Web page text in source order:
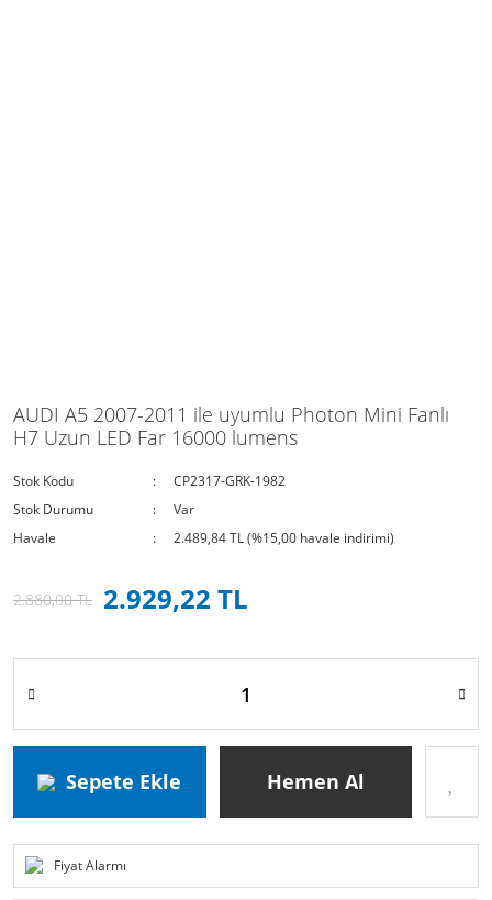
AUDI A5 2007-2011 ile uyumlu Photon Mini Fanlı
H7 Uzun LED Far 16000 lumens
Stok Kodu
CP2317-GRK-1982
Stok Durumu
Var
Havale
2.489,84 TL (%15,00 havale indirimi)
2.880,00 TL 2.929,22 TL
Sepete Ekle Hemen Al
Fiyat Alarmı